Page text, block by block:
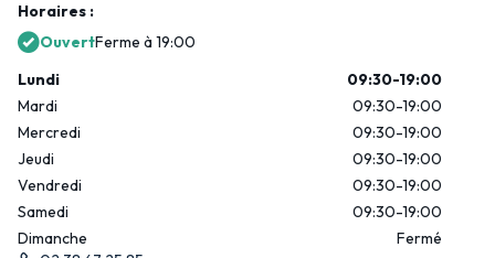
Horaires :
OuvertFerme à 19:00
Lundi
09:30-19:00
Mardi
09:30-19:00
Mercredi
09:30-19:00
Jeudi
09:30-19:00
Vendredi
09:30-19:00
Samedi
09:30-19:00
Dimanche
Fermé